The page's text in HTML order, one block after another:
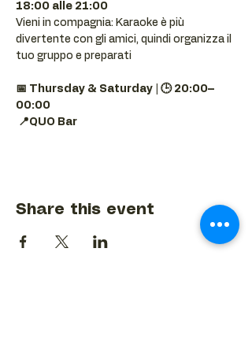
18:00 alle 21:00
Vieni in compagnia: Karaoke è più
divertente con gli amici, quindi organizza il
tuo gruppo e preparati
📅 Thursday & Saturday | 🕒 20:00–
00:00
📍QUO Bar
Share this event